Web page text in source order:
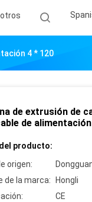
4 * 120
de extrusión de
de
producto:
origen:
de la marca:
Hongli
CE